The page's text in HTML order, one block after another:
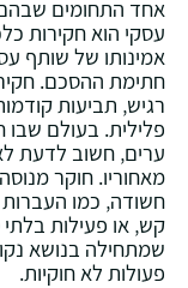
אחד התחומים
עסקי הוא חקירות
אמינותו של שותף
חתימת ההסכם.
רגיש‚ תביעות
פלילית. בעולם שבו
ערים‚ חשוב לדעת
מאחוריו. חוקר
חשודה‚ כמו
קש‚ או פעילות
שמתחילה בנושא
פעולות לא חוקיות.